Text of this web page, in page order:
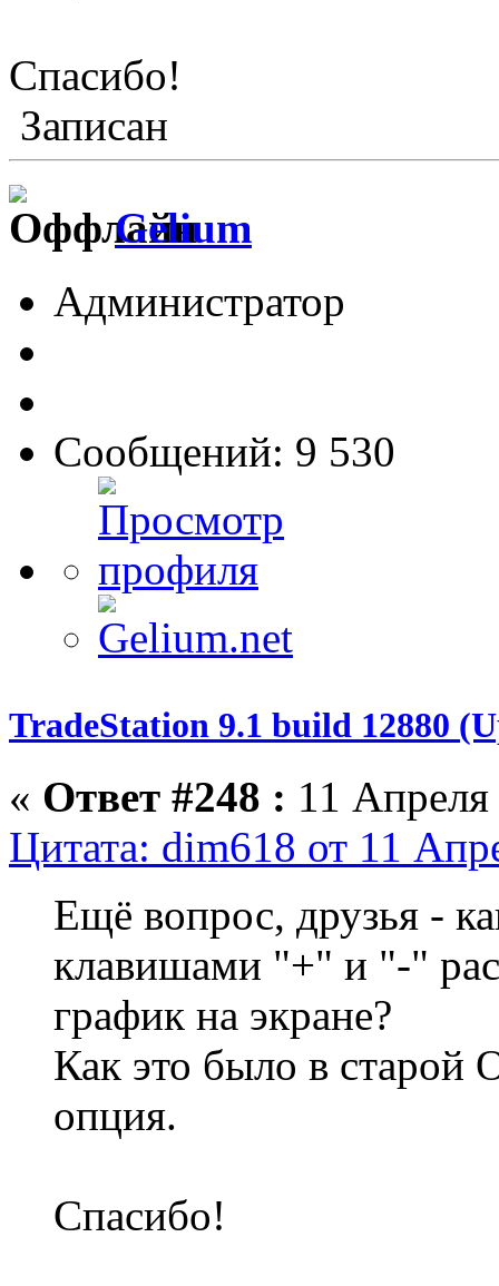
Спасибо!
Записан
Gelium
Администратор
Сообщений: 9 530
TradeStation 9.1 build 12880
« Ответ #248 : 11
Цитата: dim618 от 11
Ещё вопрос, друзья -
клавишами "+" и "-"
график на экране?
Как это было в старой
опция.
Спасибо!